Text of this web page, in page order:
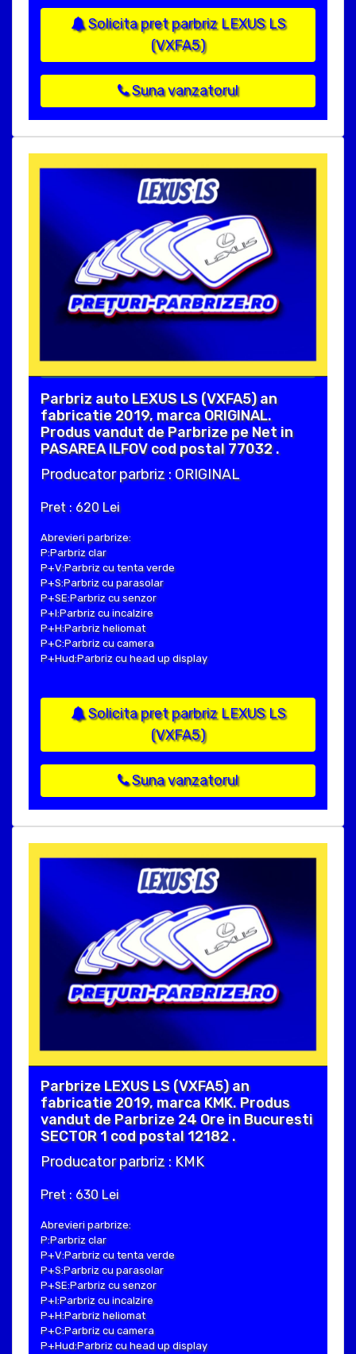
Solicita pret parbriz LEXUS LS
(VXFA5)
Suna vanzatorul
Parbriz auto LEXUS LS (VXFA5) an
fabricatie 2019, marca ORIGINAL.
Produs vandut de Parbrize pe Net in
PASAREA ILFOV cod postal 77032 .
Producator parbriz : ORIGINAL
Pret : 620 Lei
Abrevieri parbrize:
P:Parbriz clar
P+V:Parbriz cu tenta verde
P+S:Parbriz cu parasolar
P+SE:Parbriz cu senzor
P+I:Parbriz cu incalzire
P+H:Parbriz heliomat
P+C:Parbriz cu camera
P+Hud:Parbriz cu head up display
Solicita pret parbriz LEXUS LS
(VXFA5)
Suna vanzatorul
Parbrize LEXUS LS (VXFA5) an
fabricatie 2019, marca KMK. Produs
vandut de Parbrize 24 Ore in Bucuresti
SECTOR 1 cod postal 12182 .
Producator parbriz : KMK
Pret : 630 Lei
Abrevieri parbrize:
P:Parbriz clar
P+V:Parbriz cu tenta verde
P+S:Parbriz cu parasolar
P+SE:Parbriz cu senzor
P+I:Parbriz cu incalzire
P+H:Parbriz heliomat
P+C:Parbriz cu camera
P+Hud:Parbriz cu head up display